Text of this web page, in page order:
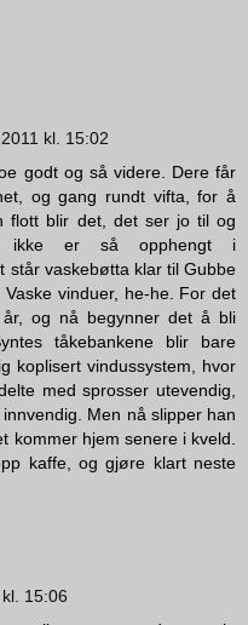
kl. 15:02
godt og så videre. Dere får
og gang rundt vifta, for å
flott blir det, det ser jo til og
ikke er så opphengt i
står vaskebøtta klar til Gubbe
vinduer, he-he. For det
og nå begynner det å bli
tåkebankene blir bare
koplisert vindussystem, hvor
med sprosser utevendig,
Men nå slipper han
kommer hjem senere i kveld.
kaffe, og gjøre klart neste
15:06